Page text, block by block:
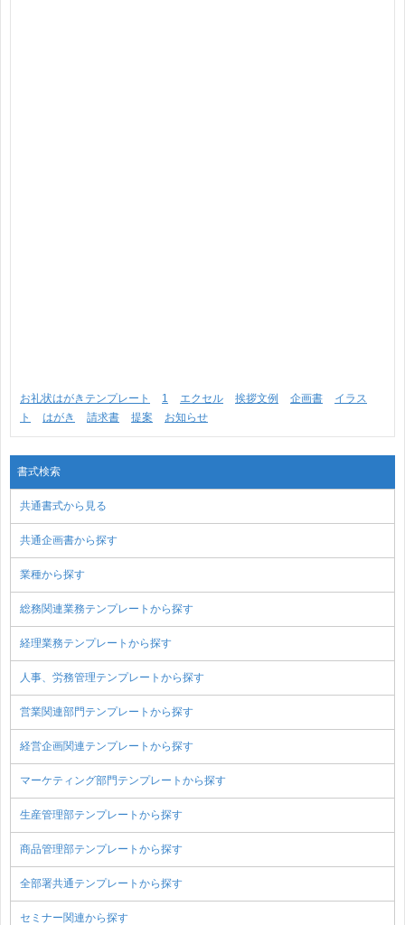
お礼状はがきテンプレート 1 エクセル 挨拶文例 企画書
イラス
ト
はがき 請求書 提案 お知らせ
書式検索
共通書式から見る
共通企画書から探す
業種から探す
総務関連業務テンプレートから探す
経理業務テンプレートから探す
人事、労務管理テンプレートから探す
営業関連部門テンプレートから探す
経営企画関連テンプレートから探す
マーケティング部門テンプレートから探す
生産管理部テンプレートから探す
商品管理部テンプレートから探す
全部署共通テンプレートから探す
セミナー関連から探す